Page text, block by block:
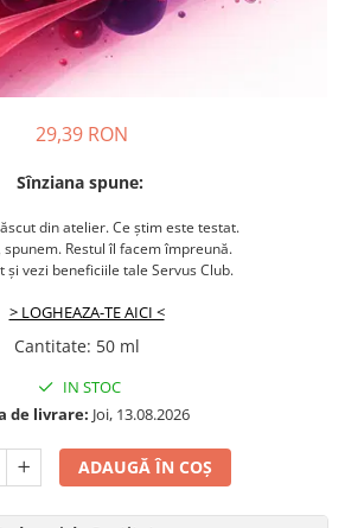
29,39 RON
Sînziana spune:
din atelier. Ce știm este testat.
spunem. Restul îl facem împreună.
și vezi beneficiile tale Servus Club.
> LOGHEAZA-TE AICI <
Cantitate: 50 ml
IN STOC
de livrare: Joi, 13.08.2026
ADAUGĂ ÎN COȘ